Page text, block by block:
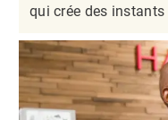
qui crée des